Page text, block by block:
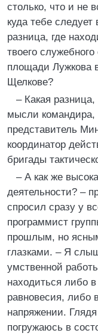
столько, что и не
куда тебе
разница, где
твоего
площади Лужкова
Щелкове?
– Какая
мысли
представитель
координатор
бригады
– А как же
деятельности? –
спросил сразу у
программист
прошлым, но
глазками. – Я
умственной
находиться либо
равновесия, либо
напряжении.
погружаюсь в